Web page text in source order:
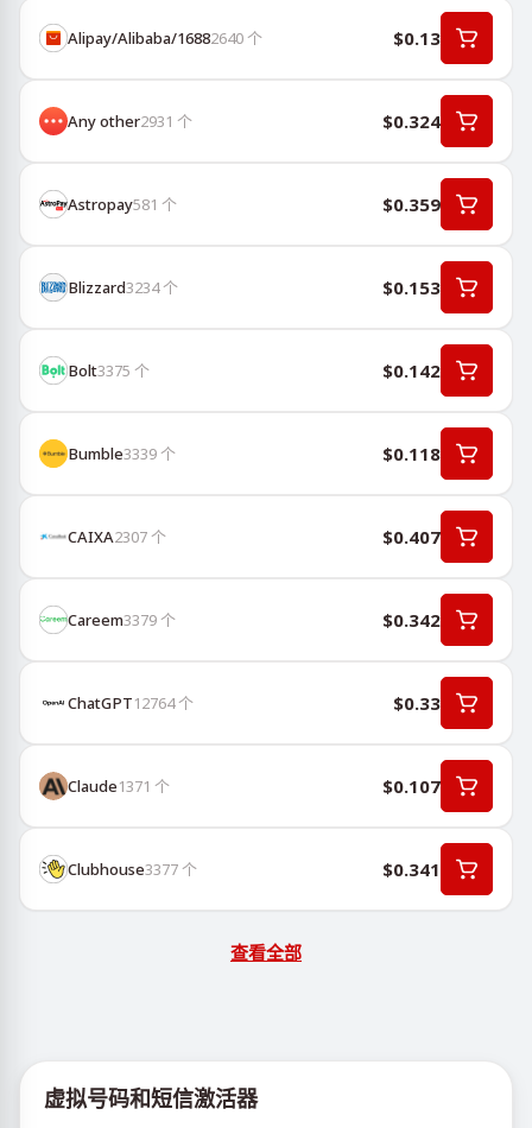
Alipay/Alibaba/16882640个 $0.13
Any other2931 个 $0.324
Astropay581 个 $0.359
Blizzard3234个 $0.153
Bolt3375 个 $0.142
Bumble3339个 $0.118
CAIXA2307个 $0.407
Careem3379个 $0.342
ChatGPT12764个 $0.33
Claude1371 个 $0.107
Clubhouse3377个 $0.341
查看全部
虚拟号码和短信激活器